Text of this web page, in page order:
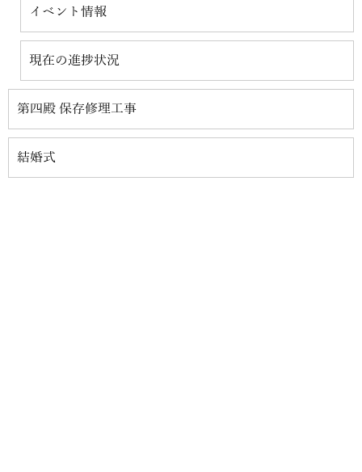
イベント情報
現在の進捗状況
第四殿 保存修理工事
結婚式